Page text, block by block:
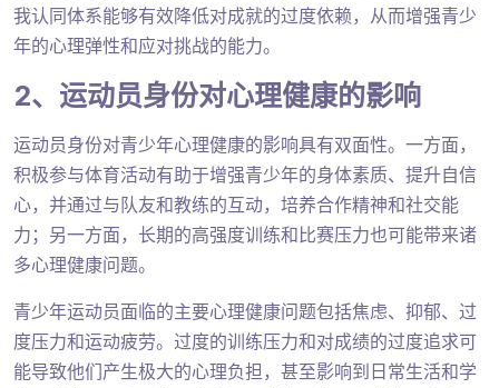
我认同体系能够有效降低对成就的过度依赖，从而增强青少
年的心理弹性和应对挑战的能力。
2、运动员身份对心理健康的影响
运动员身份对青少年心理健康的影响具有双面性。一方面，
积极参与体育活动有助于增强青少年的身体素质、提升自信
心，并通过与队友和教练的互动，培养合作精神和社交能
力；另一方面，长期的高强度训练和比赛压力也可能带来诸
多心理健康问题。
青少年运动员面临的主要心理健康问题包括焦虑、抑郁、过
度压力和运动疲劳。过度的训练压力和对成绩的过度追求可
能导致他们产生极大的心理负担，甚至影响到日常生活和学